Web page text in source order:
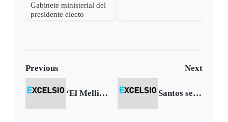
Gabinete ministerial del
presidente electo
Previous Next
‘El Mellizo’ fue extraditado Santos se queda